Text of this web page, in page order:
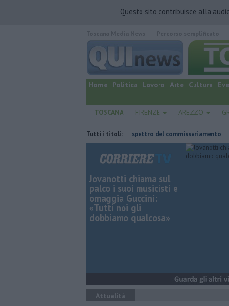
Questo sito contribuisce alla
quotidiano online.
Home Politica Lavoro Arte Cultura
TOSCANA FIRENZE AREZZO
Tutti i titoli:
Retiambiente, il dopo Fortini e lo spettro del commissariamento Hub
Jovanotti chiama sul
palco i suoi musicisti e
omaggia Guccini:
«Tutti noi gli
dobbiamo qualcosa»
Attualità